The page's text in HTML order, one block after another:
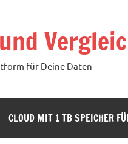
für Deine Daten
CLOUD MIT 1 TB SPEICHER